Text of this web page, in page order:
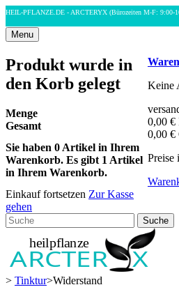
HEIL-PFLANZE.DE - ARCTERYX (Bürozeiten M-F: 9:00-
Menu
Keine
0,00 €
0,00 €
Preise
Produkt wurde in
den Korb gelegt
Menge
Gesamt
Sie haben 0 Artikel in Ihrem
Warenkorb. Es gibt 1 Artikel
in Ihrem Warenkorb.
Einkauf fortsetzen Zur Kasse
gehen
Suche
> Tinktur>Widerstand